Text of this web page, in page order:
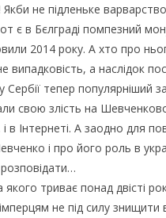
Якби не підленьке
є в Бєлграді помпезний
2014 року. А хто про
а наслідок
у Сербії тепер популярніший
свою злість на
і в Інтернеті. А заодно для
і про його роль в
триває понад двісті
не під силу